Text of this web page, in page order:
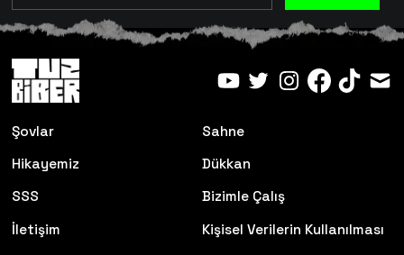
Şovlar
Sahne
Hikayemiz
Dükkan
SSS
Bizimle Çalış
İletişim
Kişisel Verilerin Kullanılması